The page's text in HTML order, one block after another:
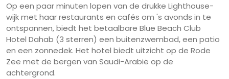
Op een paar minuten lopen van de drukke Lighthouse-
wijk met haar restaurants en cafés om 's avonds in te
ontspannen, biedt het betaalbare Blue Beach Club
Hotel Dahab (3 sterren) een buitenzwembad, een patio
en een zonnedek. Het hotel biedt uitzicht op de Rode
Zee met de bergen van Saudi-Arabië op de
achtergrond.